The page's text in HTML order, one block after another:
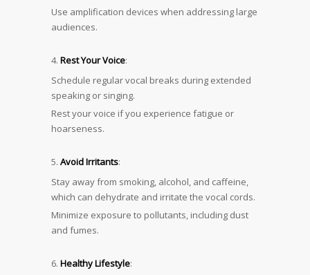
Use amplification devices when addressing large
audiences.
Rest Your Voice:
Schedule regular vocal breaks during extended
speaking or singing.
Rest your voice if you experience fatigue or
hoarseness.
Avoid Irritants:
Stay away from smoking, alcohol, and caffeine,
which can dehydrate and irritate the vocal cords.
Minimize exposure to pollutants, including dust
and fumes.
Healthy Lifestyle: